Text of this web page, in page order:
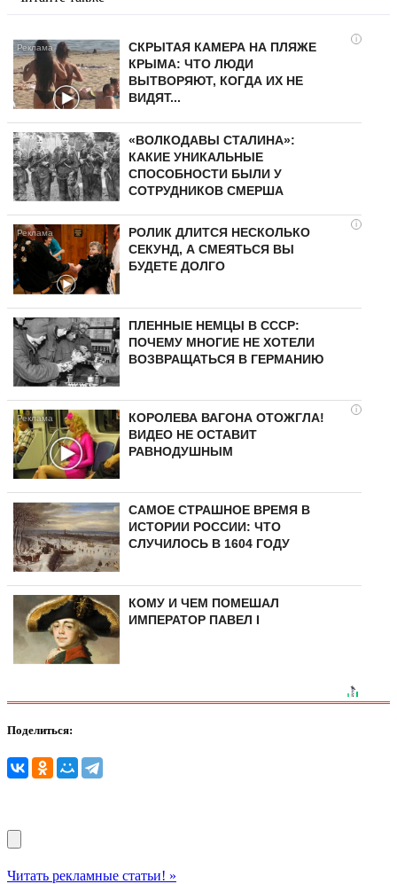
i
СКРЫТАЯ КАМЕРА НА ПЛЯЖЕ
КРЫМА: ЧТО ЛЮДИ
ВЫТВОРЯЮТ, КОГДА ИХ НЕ
ВИДЯТ...
«ВОЛКОДАВЫ СТАЛИНА»:
КАКИЕ УНИКАЛЬНЫЕ
СПОСОБНОСТИ БЫЛИ У
СОТРУДНИКОВ СМЕРША
i
РОЛИК ДЛИТСЯ НЕСКОЛЬКО
СЕКУНД, А СМЕЯТЬСЯ ВЫ
БУДЕТЕ ДОЛГО
ПЛЕННЫЕ НЕМЦЫ В СССР:
ПОЧЕМУ МНОГИЕ НЕ ХОТЕЛИ
ВОЗВРАЩАТЬСЯ В ГЕРМАНИЮ
i
КОРОЛЕВА ВАГОНА ОТОЖГЛА!
ВИДЕО НЕ ОСТАВИТ
РАВНОДУШНЫМ
САМОЕ СТРАШНОЕ ВРЕМЯ В
ИСТОРИИ РОССИИ: ЧТО
СЛУЧИЛОСЬ В 1604 ГОДУ
КОМУ И ЧЕМ ПОМЕШАЛ
ИМПЕРАТОР ПАВЕЛ I
Поделиться:
Читать рекламные статьи! »